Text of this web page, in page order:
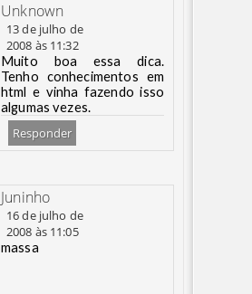
Unknown
13 de julho de
2008 às 11:32
Muito boa essa dica.
Tenho conhecimentos em
html e vinha fazendo isso
algumas vezes.
Responder
Juninho
16 de julho de
2008 às 11:05
massa